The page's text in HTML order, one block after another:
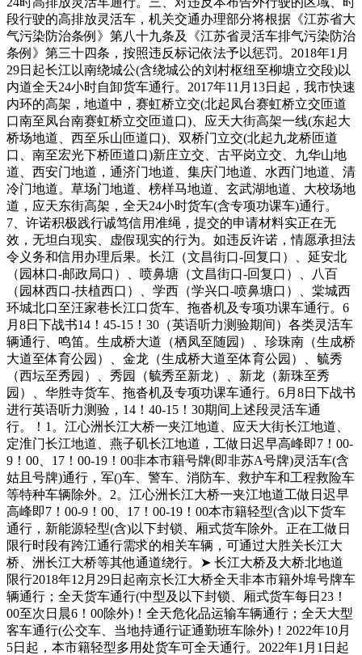
段行驶的高排放灵活车，机关交通办理部分将根据《江苏省大
气污染防治条例》第八十九条及《江苏省灵活车排气污染防治
条例》第三十四条，按照违反标记依法予以惩罚。2018年1月
29日起长江以南绕城公(含绕城公的刘村枢纽至柳塘立交段)以
内道全天24小时自卸货车通行。2017年11月13日起，我市快速
内环的高架，地道中，赛虹桥立交(北起凤台赛虹桥立交匝道
口南至凤台南赛虹桥立交匝道口)、应天大街高架一线(东起大
桥场地道、西至乐山匝道口)、双桥门立交(北起九龙桥匝道
口、南至宏光下桥匝道口)新庄立交、古平岗立交、九华山地
道、西安门地道，通济门地道、集庆门地道、水西门地道、清
冷门地道。草场门地道、榜样马地道、玄武湖地道、大校场地
道，应天东街高架，全天24小时货车(含专项功课车)通行。
7、许诺积极践行诚笃信用准绳，提交的申请材料实正在无
效，无坦白现实、虚假现实的行为。如违反许诺，情愿承担法
令义务和信用办理后果。长江（文昌街口-回复口）、延安北
（园林口-邮政局口）、喷鼻塘（文昌街口-回复口）、八百
（园林西口-扶植西口）、学西（学兴口-喷鼻塘口）、棠城西
环城北口至汪家巷长江口货车、拖沓机及专项功课车通行。6
月8日下战书14！45-15！30（英语听力测验期间）各类灵活车
辆通行、鸣笛。生成桥大道（栖凤至随园）、珍珠南（生成桥
大道至体育公园）、金龙（生成桥大道至体育公园）、毓秀
（西坛至秀园）、秀园（毓秀至新龙）、新龙（新珠至秀
园）、华胜寺货车、拖沓机及专项功课车通行。6月8日下战书
进行英语听力测验，14！40-15！30期间上述段灵活车通
行。！1。江心洲长江大桥一夹江地道、应天大街长江地道、
定淮门长江地道、燕子矶长江地道，工做日迟早高峰即7！00-
9！00、17！00-19！00非本市籍号牌(即非苏A号牌)灵活车(含
姑且号牌)通行，军()车、警车、消防车、救护车和工程救险车
等特种车辆除外。2。江心洲长江大桥一夹江地道工做日迟早
高峰即7！00-9！00、17！00-19！00本市籍轻型(含)以下货车
通行，新能源轻型(含)以下封锁、厢式货车除外。正在工做日
限行时段有跨江通行需求的相关车辆，可通过大胜关长江大
桥、洲长江大桥等其他通道绕行。➤ 长江大桥及大桥北地道
限行2018年12月29日起南京长江大桥全天非本市籍外埠号牌车
辆通行；全天货车通行(中型及以下封锁、厢式货车每日23！
00至次日晨6！00除外)！全天危化品运输车辆通行；全天大型
客车通行(公交车、当地持通行证通勤班车除外)！2022年10月
5日起，本市籍轻型多用处货车可全天通行。2022年1月1日起